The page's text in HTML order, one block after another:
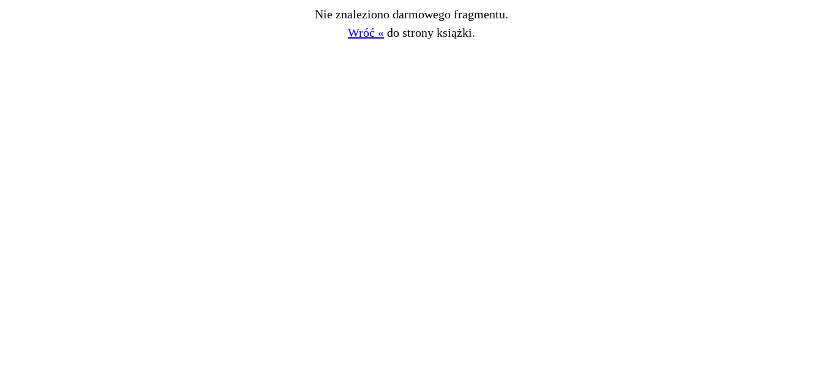
Nie znaleziono darmowego fragmentu.
Wróć « do strony książki.